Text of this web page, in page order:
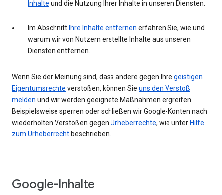
Inhalte und die Nutzung Ihrer Inhalte in unseren Diensten.
Im Abschnitt Ihre Inhalte entfernen erfahren Sie, wie und
warum wir von Nutzern erstellte Inhalte aus unseren
Diensten entfernen.
Wenn Sie der Meinung sind, dass andere gegen Ihre geistigen
Eigentumsrechte verstoßen, können Sie uns den Verstoß
melden und wir werden geeignete Maßnahmen ergreifen.
Beispielsweise sperren oder schließen wir Google-Konten nach
wiederholten Verstößen gegen Urheberrechte, wie unter Hilfe
zum Urheberrecht beschrieben.
Google-Inhalte